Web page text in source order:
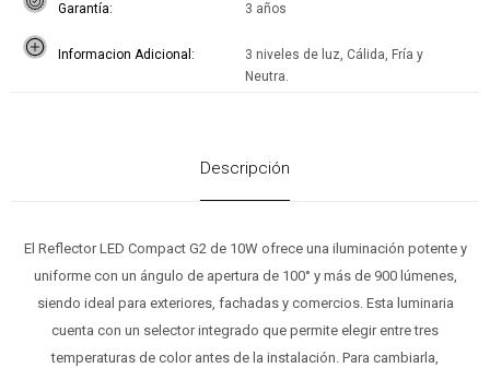
Garantía 3 años
Informacion Adicional
3 niveles de luz, Cálida, Fría y
Neutra.
Descripción
El Reflector LED Compact G2 de 10W ofrece una iluminación potente y
uniforme con un ángulo de apertura de 100° y más de 900 lúmenes,
siendo ideal para exteriores, fachadas y comercios. Esta luminaria
cuenta con un selector integrado que permite elegir entre tres
temperaturas de color antes de la instalación. Para cambiarla,